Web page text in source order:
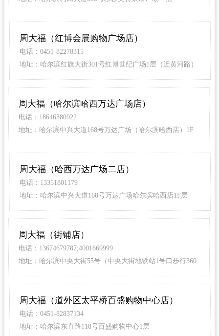
周大福（红博会展购物广场店）
电话：0451-82278315
地址：哈尔滨红旗大街301号红博世纪广场1层（近黄河路）
周大福（哈尔滨哈西万达广场店）
电话：18646380922
地址：哈尔滨中兴大道168号万达广场（哈尔滨哈西店）1F
周大福（哈西万达广场二店）
电话：13351801179
地址：哈尔滨中兴大道168号万达广场哈尔滨哈西店1F层
周大福（街铺店）
电话：13674679787;4001669999
地址：哈尔滨中央大街55号（中央大街地铁站1号口步行360
周大福（道外区太平桥百盛购物中心店）
电话：0451-82837134
地址：哈尔滨东直路118号百盛购物中心1层